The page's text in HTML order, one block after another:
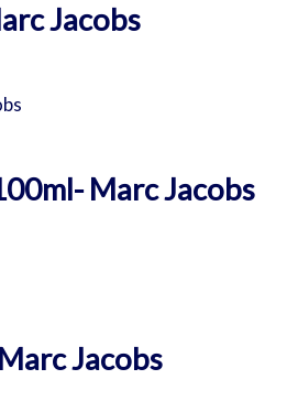
Jacobs
Marc Jacobs
Jacobs